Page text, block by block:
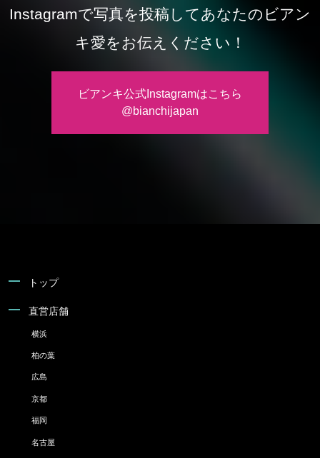
Instagramで写真を投稿してあなたのビアン
キ愛をお伝えください！
ビアンキ公式Instagramはこちら
@bianchijapan
トップ
直営店舗
横浜
柏の葉
広島
京都
福岡
名古屋